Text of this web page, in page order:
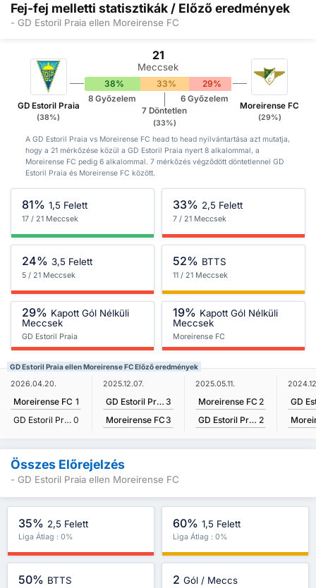
Fej-fej melletti statisztikák / Előző eredmények
- GD Estoril Praia ellen Moreirense FC
GD Estoril Praia
(38%)
21
Meccsek
38% 33% 29%
8 Győzelem
7 Döntetlen
(33%)
6 Győzelem
Moreirense FC
(29%)
A GD Estoril Praia vs Moreirense FC head to head nyilvántartása azt mutatja,
hogy a 21 mérkőzése közül a GD Estoril Praia nyert 8 alkalommal, a
Moreirense FC pedig 6 alkalommal. 7 mérkőzés végződött döntetlennel GD
Estoril Praia és Moreirense FC között.
81% 1,5 Felett
17 / 21 Meccsek
33% 2,5 Felett
7 / 21 Meccsek
24% 3,5 Felett
5 / 21 Meccsek
52% BTTS
11 / 21 Meccsek
29% Kapott Gól Nélküli
Meccsek
GD Estoril Praia
19% Kapott Gól Nélküli
Meccsek
Moreirense FC
GD Estoril Praia ellen Moreirense FC Előző eredmények
2026.04.20.
Moreirense FC 1
GD Estoril Praia 0
2025.12.07.
GD Estoril Praia 3
Moreirense FC3
2025.05.11.
Moreirense FC 2
GD Estoril Praia 2
Összes Előrejelzés
- GD Estoril Praia ellen Moreirense FC
35% 2,5 Felett
Liga Átlag : 0%
60% 1,5 Felett
Liga Átlag : 0%
50% BTTS 2 Gól / Meccs